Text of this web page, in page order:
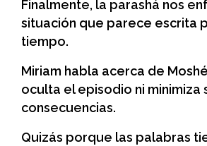
Finalmente, la parashá nos
situación que parece escrita
tiempo.
Miriam habla acerca de
oculta el episodio ni minimiza
consecuencias.
Quizás porque las palabras